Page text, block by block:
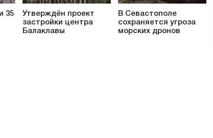
35
Утверждён проект
застройки центра
Балаклавы
В Севастополе
сохраняется угроза
морских дронов